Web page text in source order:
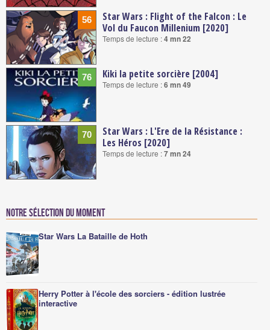
56
Star Wars : Flight of the Falcon : Le
Vol du Faucon Millenium [2020]
Temps de lecture :4 mn 22
76 Kiki la petite sorcière [2004]
Temps de lecture :6 mn 49
70
Star Wars : L'Ere de la Résistance :
Les Héros [2020]
Temps de lecture :7 mn 24
Notre sélection du moment
Star Wars La Bataille de Hoth
Herry Potter à l'école des sorciers - édition lustrée
interactive